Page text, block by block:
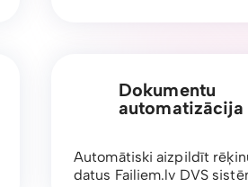
Dokumentu
automatizācija
Automātiski aizpildīt
datus Failiem.lv DVS